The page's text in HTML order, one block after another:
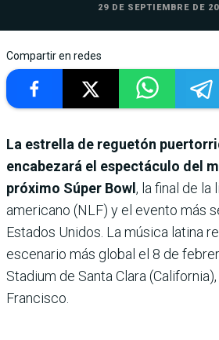
29 DE SEPTIEMBRE DE
Compartir en redes
La estrella de reguetón
encabezará el espectáculo del
próximo Súper Bowl, la final de la
americano (NLF) y el evento más
Estados Unidos. La música latina
escenario más global el 8 de
Stadium de Santa Clara
Francisco.